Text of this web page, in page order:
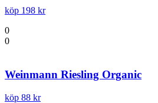
köp 198 kr
0
0
Weinmann Riesling Organic
köp 88 kr